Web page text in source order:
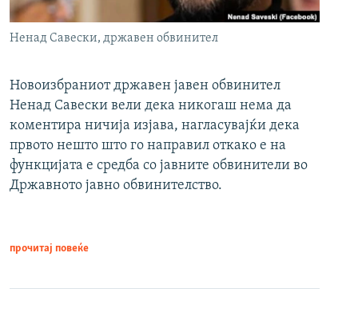
Ненад Савески, државен обвинител
Новоизбраниот државен јавен обвинител
Ненад Савески вели дека никогаш нема да
коментира ничија изјава, нагласувајќи дека
првото нешто што го направил откако е на
функцијата е средба со јавните обвинители во
Државното јавно обвинителство.
прочитај повеќе